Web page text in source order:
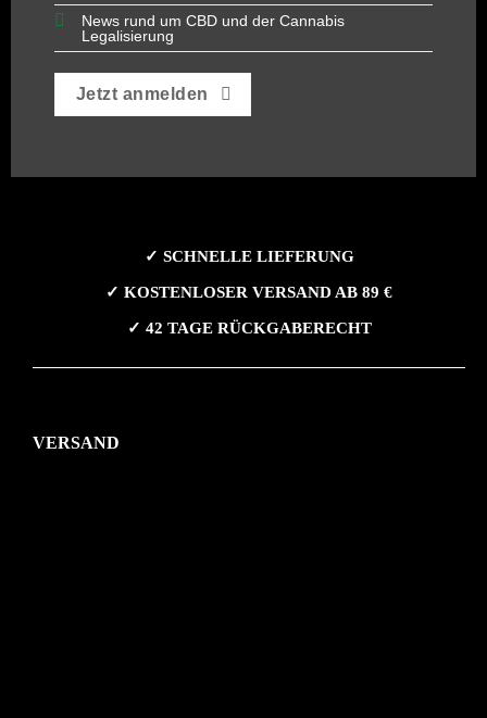
News rund um CBD und der Cannabis
Legalisierung
Jetzt anmelden
✓ SCHNELLE LIEFERUNG
✓ KOSTENLOSER VERSAND AB 89 €
✓ 42 TAGE RÜCKGABERECHT
VERSAND